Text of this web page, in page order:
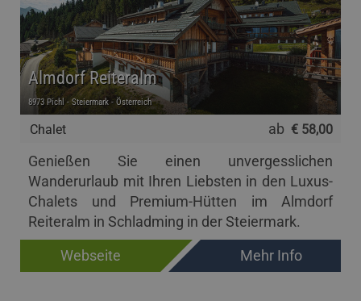
Chalet
Almdorf Reiteralm
8973 Pichl - Steiermark - Österreich
ab € 58,00
Genießen Sie einen unvergesslichen
Wanderurlaub mit Ihren Liebsten in den Luxus-
Chalets und Premium-Hütten im Almdorf
Reiteralm in Schladming in der Steiermark.
Webseite
Mehr Info